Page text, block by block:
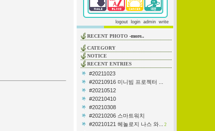
logout login admin write
RECENT PHOTO -more..
CATEGORY
NOTICE
RECENT ENTRIES
#20211023
#20210916 미니빔 프로젝터 ...
#20210512
#20210410
#20210308
#20210206 스마트워치
#20210121 헤놀로지 나스 와...
2